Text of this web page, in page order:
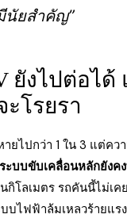
นัยสำคัญ”
ยังไปต่อได้
โรยรา
ยไปกว่า 1 ใน 3 แต่คว
ะบบขับเคลื่อนหลักยังค
กิโลเมตร รถคันนี้ไม่เ
บไฟฟ้าล้มเหลวร้ายแ